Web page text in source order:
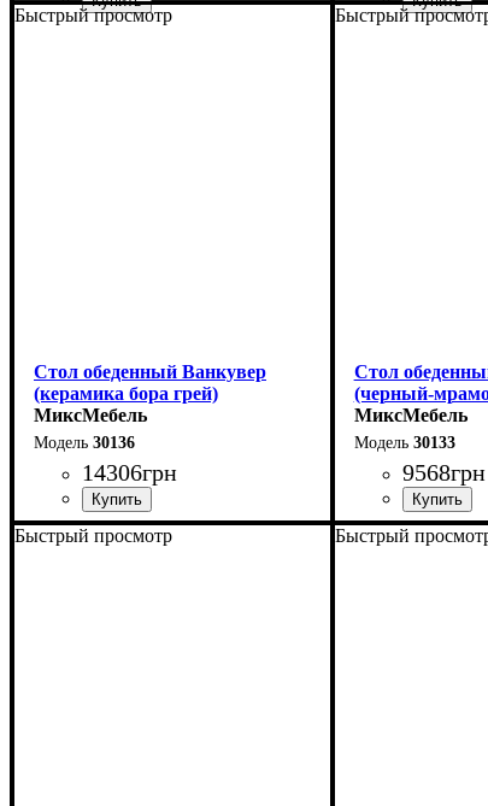
Быстрый просмотр
Стол обеденный Ванкувер
(керамика бора грей)
МиксМебель
30136
14306грн
Быстрый
Стол
(черный-
МиксМебель
30133
9568грн
Быстрый просмотр Быстрый